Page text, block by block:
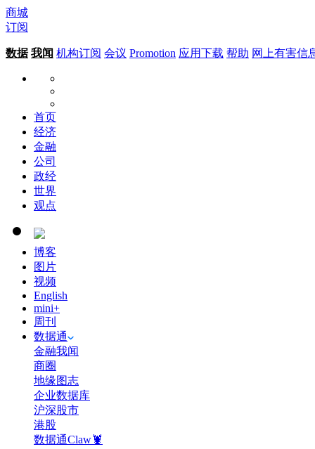
商城
订阅
数据 我闻 机构订阅 会议 Promotion 应用下载 帮助 网上有害信
首页
经济
金融
公司
政经
世界
观点
博客
图片
视频
English
mini+
周刊
数据通
金融我闻
商圈
地缘图志
企业数据库
沪深股市
港股
数据通Claw🦞